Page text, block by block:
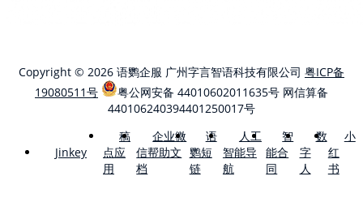
Copyright © 2026 语鹦企服 广州字言智语科技有限公司 粤ICP备
19080511号
粤公网安备 44010602011635号 网信算备
440106240394401250017号
Jinkey
稿
点应
用
企业微
信帮助文
档
语
鹦短
链
人工
智能导
航
智
能合
同
数
字
人
小
红
书